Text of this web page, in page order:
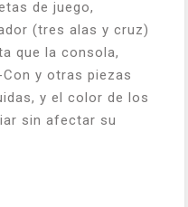
de juego,
(tres alas y cruz)
que la consola,
y otras piezas
y el color de los
sin afectar su